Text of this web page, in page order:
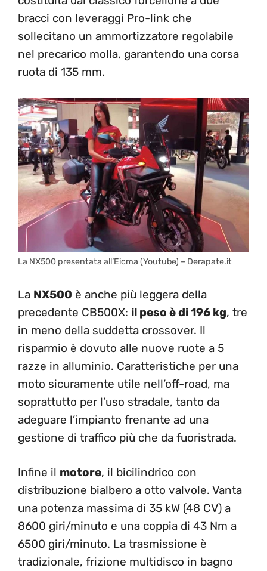
bracci con leveraggi Pro-link che
sollecitano un ammortizzatore regolabile
nel precarico molla, garantendo una corsa
ruota di 135 mm.
La NX500 presentata all’Eicma (Youtube) – Derapate.it
La NX500 è anche più leggera della
precedente CB500X: il peso è di 196 kg, tre
in meno della suddetta crossover. Il
risparmio è dovuto alle nuove ruote a 5
razze in alluminio. Caratteristiche per una
moto sicuramente utile nell’off-road, ma
soprattutto per l’uso stradale, tanto da
adeguare l’impianto frenante ad una
gestione di traffico più che da fuoristrada.
Infine il motore, il bicilindrico con
distribuzione bialbero a otto valvole. Vanta
una potenza massima di 35 kW (48 CV) a
8600 giri/minuto e una coppia di 43 Nm a
6500 giri/minuto. La trasmissione è
tradizionale, frizione multidisco in bagno